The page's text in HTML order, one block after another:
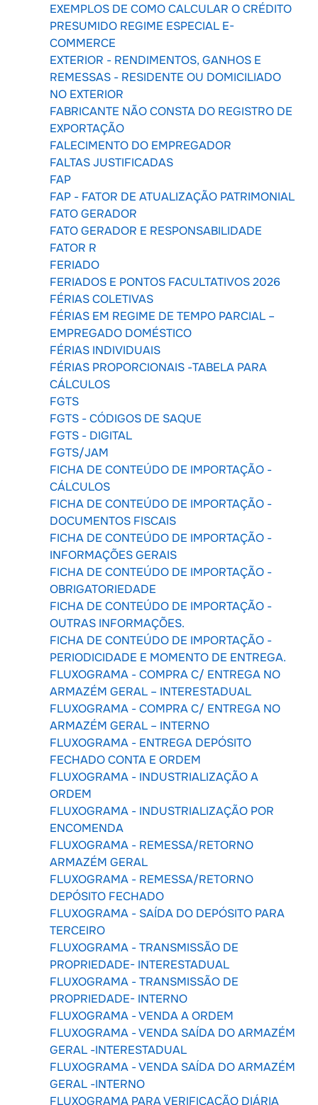
EXEMPLOS DE COMO CALCULAR O CRÉDITO
PRESUMIDO REGIME ESPECIAL E-
COMMERCE
EXTERIOR - RENDIMENTOS, GANHOS E
REMESSAS - RESIDENTE OU DOMICILIADO
NO EXTERIOR
FABRICANTE NÃO CONSTA DO REGISTRO DE
EXPORTAÇÃO
FALECIMENTO DO EMPREGADOR
FALTAS JUSTIFICADAS
FAP
FAP - FATOR DE ATUALIZAÇÃO PATRIMONIAL
FATO GERADOR
FATO GERADOR E RESPONSABILIDADE
FATOR R
FERIADO
FERIADOS E PONTOS FACULTATIVOS 2026
FÉRIAS COLETIVAS
FÉRIAS EM REGIME DE TEMPO PARCIAL –
EMPREGADO DOMÉSTICO
FÉRIAS INDIVIDUAIS
FÉRIAS PROPORCIONAIS -TABELA PARA
CÁLCULOS
FGTS
FGTS - CÓDIGOS DE SAQUE
FGTS - DIGITAL
FGTS/JAM
FICHA DE CONTEÚDO DE IMPORTAÇÃO -
CÁLCULOS
FICHA DE CONTEÚDO DE IMPORTAÇÃO -
DOCUMENTOS FISCAIS
FICHA DE CONTEÚDO DE IMPORTAÇÃO -
INFORMAÇÕES GERAIS
FICHA DE CONTEÚDO DE IMPORTAÇÃO -
OBRIGATORIEDADE
FICHA DE CONTEÚDO DE IMPORTAÇÃO -
OUTRAS INFORMAÇÕES.
FICHA DE CONTEÚDO DE IMPORTAÇÃO -
PERIODICIDADE E MOMENTO DE ENTREGA.
FLUXOGRAMA - COMPRA C/ ENTREGA NO
ARMAZÉM GERAL – INTERESTADUAL
FLUXOGRAMA - COMPRA C/ ENTREGA NO
ARMAZÉM GERAL – INTERNO
FLUXOGRAMA - ENTREGA DEPÓSITO
FECHADO CONTA E ORDEM
FLUXOGRAMA - INDUSTRIALIZAÇÃO A
ORDEM
FLUXOGRAMA - INDUSTRIALIZAÇÃO POR
ENCOMENDA
FLUXOGRAMA - REMESSA/RETORNO
ARMAZÉM GERAL
FLUXOGRAMA - REMESSA/RETORNO
DEPÓSITO FECHADO
FLUXOGRAMA - SAÍDA DO DEPÓSITO PARA
TERCEIRO
FLUXOGRAMA - TRANSMISSÃO DE
PROPRIEDADE- INTERESTADUAL
FLUXOGRAMA - TRANSMISSÃO DE
PROPRIEDADE- INTERNO
FLUXOGRAMA - VENDA A ORDEM
FLUXOGRAMA - VENDA SAÍDA DO ARMAZÉM
GERAL -INTERESTADUAL
FLUXOGRAMA - VENDA SAÍDA DO ARMAZÉM
GERAL -INTERNO
FLUXOGRAMA PARA VERIFICAÇÃO DIÁRIA